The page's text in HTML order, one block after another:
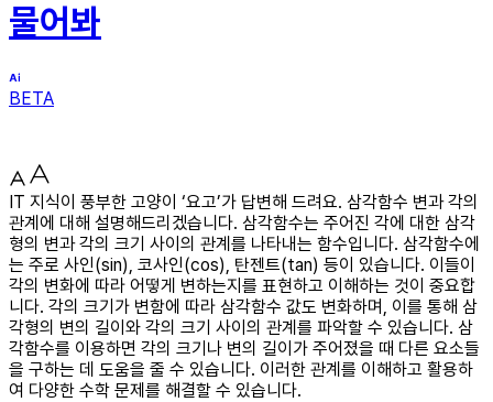
물어봐
BETA
IT 지식이 풍부한 고양이 ‘요고’가 답변해 드려요. 삼각함수 변과 각의
관계에 대해 설명해드리겠습니다. 삼각함수는 주어진 각에 대한 삼각
형의 변과 각의 크기 사이의 관계를 나타내는 함수입니다. 삼각함수에
는 주로 사인(sin), 코사인(cos), 탄젠트(tan) 등이 있습니다. 이들이
각의 변화에 따라 어떻게 변하는지를 표현하고 이해하는 것이 중요합
니다. 각의 크기가 변함에 따라 삼각함수 값도 변화하며, 이를 통해 삼
각형의 변의 길이와 각의 크기 사이의 관계를 파악할 수 있습니다. 삼
각함수를 이용하면 각의 크기나 변의 길이가 주어졌을 때 다른 요소들
을 구하는 데 도움을 줄 수 있습니다. 이러한 관계를 이해하고 활용하
여 다양한 수학 문제를 해결할 수 있습니다.